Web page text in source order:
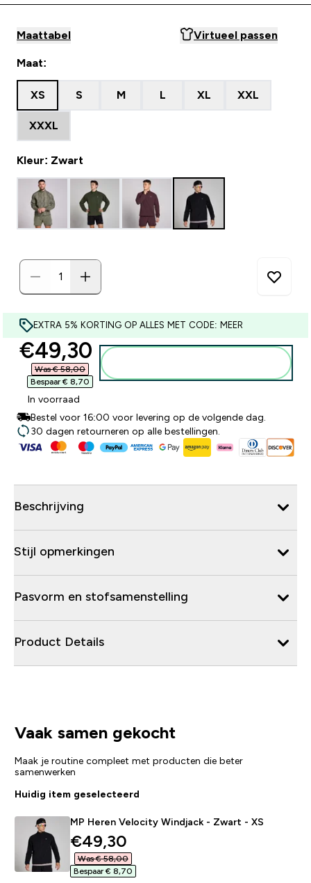
Maattabel Virtueel passen
Maat:
XS S M L XL XXL
XXXL
Kleur: Zwart
EXTRA 5% KORTING OP ALLES MET CODE: MEER
discounted price
€49,30‎
Was € 58,00‎
Bespaar € 8,70‎
In voorraad
Bestel voor 16:00 voor levering op de volgende dag.
30 dagen retourneren op alle bestellingen.
Beschrijving
Stijl opmerkingen
Pasvorm en stofsamenstelling
Product Details
Vaak samen gekocht
Maak je routine compleet met producten die beter
samenwerken
Huidig item geselecteerd
MP Heren Velocity Windjack - Zwart - XS
discounted price
€49,30‎
Was € 58,00‎
Bespaar € 8,70‎